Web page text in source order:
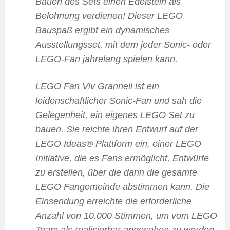
Belohnung verdienen! Dieser LEGO
Bauspaß ergibt ein dynamisches
Ausstellungsset, mit dem jeder Sonic- oder
LEGO-Fan jahrelang spielen kann.
LEGO Fan Viv Grannell ist ein
leidenschaftlicher Sonic-Fan und sah die
Gelegenheit, ein eigenes LEGO Set zu
bauen. Sie reichte ihren Entwurf auf der
LEGO Ideas® Plattform ein, einer LEGO
Initiative, die es Fans ermöglicht, Entwürfe
zu erstellen, über die dann die gesamte
LEGO Fangemeinde abstimmen kann. Die
Einsendung erreichte die erforderliche
Anzahl von 10.000 Stimmen, um vom LEGO